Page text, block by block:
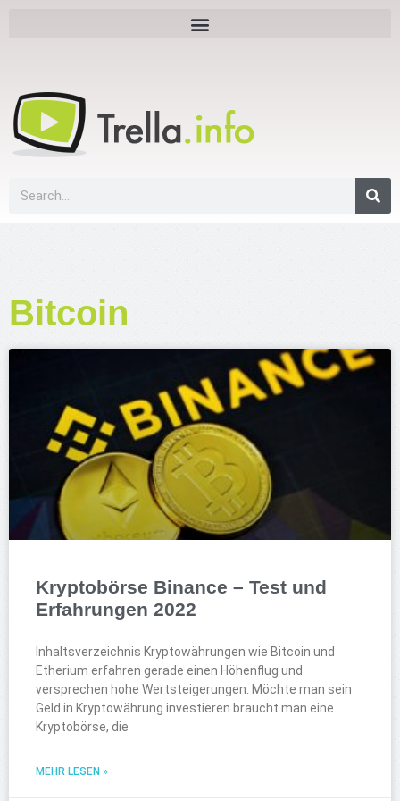
Bitcoin
Kryptobörse Binance – Test und
Erfahrungen 2022
Inhaltsverzeichnis Kryptowährungen wie Bitcoin und
Etherium erfahren gerade einen Höhenflug und
versprechen hohe Wertsteigerungen. Möchte man sein
Geld in Kryptowährung investieren braucht man eine
Kryptobörse, die
MEHR LESEN »